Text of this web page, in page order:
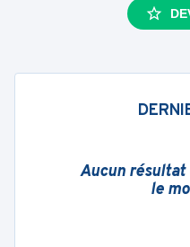
Aucun résultat
le